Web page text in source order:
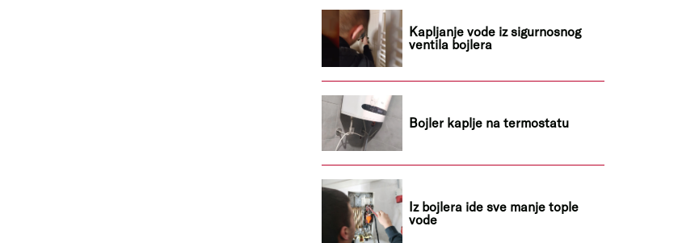
Kapljanje vode iz sigurnosnog
ventila bojlera
Bojler kaplje na termostatu
Iz bojlera ide sve manje tople
vode